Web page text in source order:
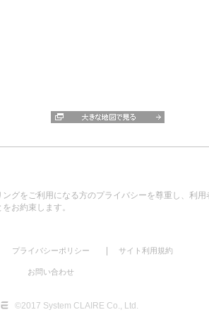
グをご利用になる方のプライバシーを尊重し、利
お約束します。
プライバシーポリシー サイト利用規約
お問い合わせ
©2017 System CLAIRE Co., Ltd.